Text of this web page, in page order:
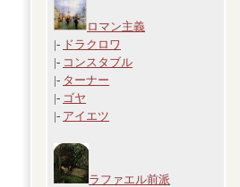
ロマン主義
|- ドラクロワ
|- コンスタブル
|- ターナー
|- ゴヤ
|- アイエツ
ラファエル前派